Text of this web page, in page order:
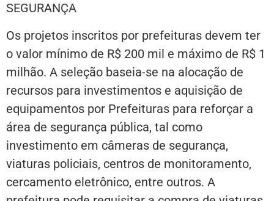
SEGURANÇA
Os projetos inscritos por prefeituras devem ter
o valor mínimo de R$ 200 mil e máximo de R$ 1
milhão. A seleção baseia-se na alocação de
recursos para investimentos e aquisição de
equipamentos por Prefeituras para reforçar a
área de segurança pública, tal como
investimento em câmeras de segurança,
viaturas policiais, centros de monitoramento,
cercamento eletrônico, entre outros. A